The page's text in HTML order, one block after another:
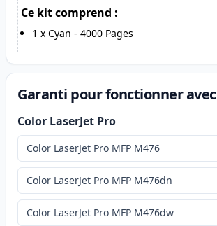
Ce kit comprend :
1 x Cyan - 4000 Pages
Garanti pour fonctionner avec
Color LaserJet Pro
Color LaserJet Pro MFP M476
Color LaserJet Pro MFP M476dn
Color LaserJet Pro MFP M476dw